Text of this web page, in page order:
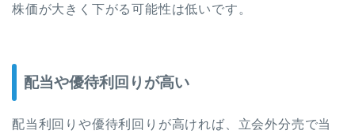
株価が大きく下がる可能性は低いです。
配当や優待利回りが高い
配当利回りや優待利回りが高ければ、立会外分売で当